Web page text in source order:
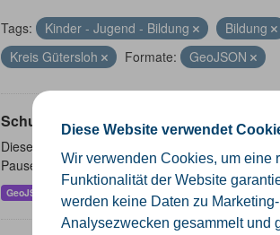
Diese Website verwendet
Wir verwenden Cookies, um eine
Funktionalität der Website
werden keine Daten zu
Analysezwecken gesammelt und
Tags: Kinder - Jugend - Bildung Bildung
Kreis Gütersloh
Formate: GeoJSON
Schulen
Dieser Datensatz beinhaltet eine Darstellung
Pausenzeiten und Schulträger.
GeoJSON